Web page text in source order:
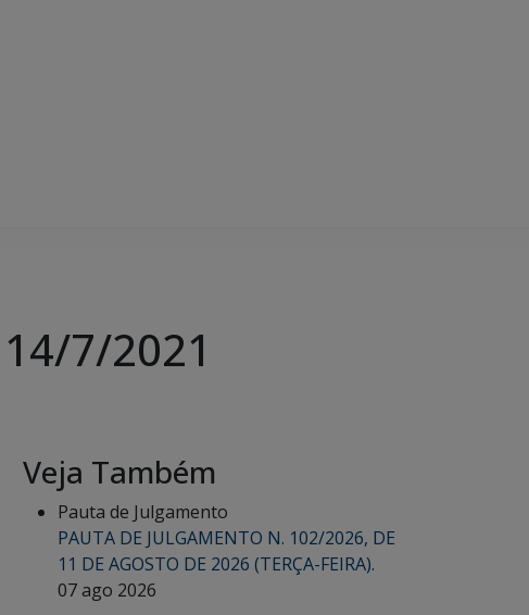
7/2021
Veja Também
Pauta de Julgamento
PAUTA DE JULGAMENTO N. 102/2026, DE
11 DE AGOSTO DE 2026 (TERÇA-FEIRA).
07 ago 2026